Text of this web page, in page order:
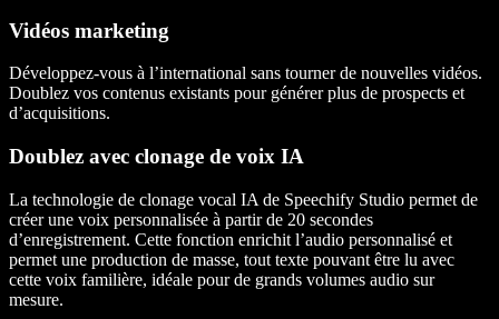
Vidéos marketing
Développez-vous à l’international sans tourner de nouvelles vidéos.
Doublez vos contenus existants pour générer plus de prospects et
d’acquisitions.
Doublez avec clonage de voix IA
La technologie de clonage vocal IA de Speechify Studio permet de
créer une voix personnalisée à partir de 20 secondes
d’enregistrement. Cette fonction enrichit l’audio personnalisé et
permet une production de masse, tout texte pouvant être lu avec
cette voix familière, idéale pour de grands volumes audio sur
mesure.